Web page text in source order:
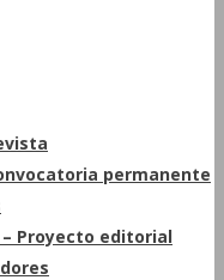
permanente
Proyecto editorial